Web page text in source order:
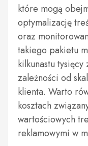
które mogą
optymalizację
oraz
takiego pakietu
kilkunastu
zależności od
klienta. Warto
kosztach
wartościowych
reklamowymi w